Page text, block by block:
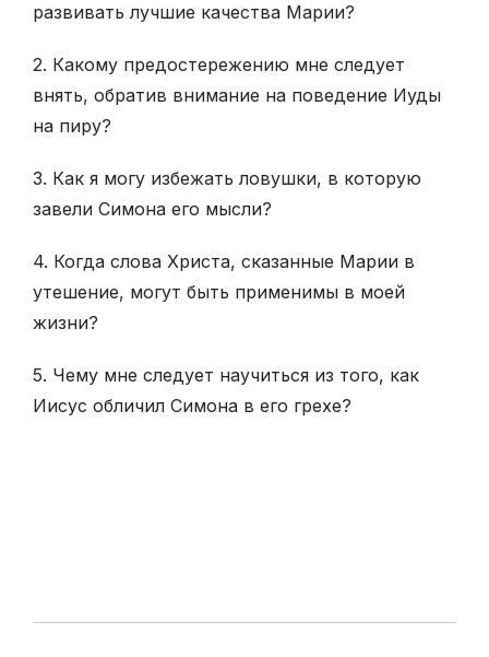
развивать лучшие качества Марии?
2. Какому предостережению мне следует
внять, обратив внимание на поведение Иуды
на пиру?
3. Как я могу избежать ловушки, в которую
завели Симона его мысли?
4. Когда слова Христа, сказанные Марии в
утешение, могут быть применимы в моей
жизни?
5. Чему мне следует научиться из того, как
Иисус обличил Симона в его грехе?